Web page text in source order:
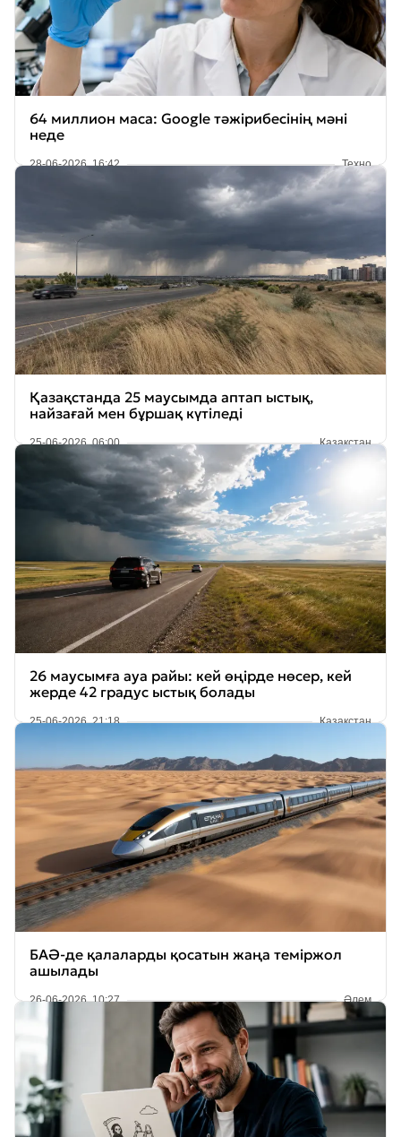
64 миллион маса: Google тәжірибесінің мәні
неде
28-06-2026, 16:42 Техно
Қазақстанда 25 маусымда аптап ыстық,
найзағай мен бұршақ күтіледі
25-06-2026, 06:00 Қазақстан
26 маусымға ауа райы: кей өңірде нөсер, кей
жерде 42 градус ыстық болады
25-06-2026, 21:18 Қазақстан
БАӘ-де қалаларды қосатын жаңа теміржол
ашылады
26-06-2026, 10:27 Әлем